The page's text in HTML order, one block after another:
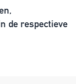
de respectieve